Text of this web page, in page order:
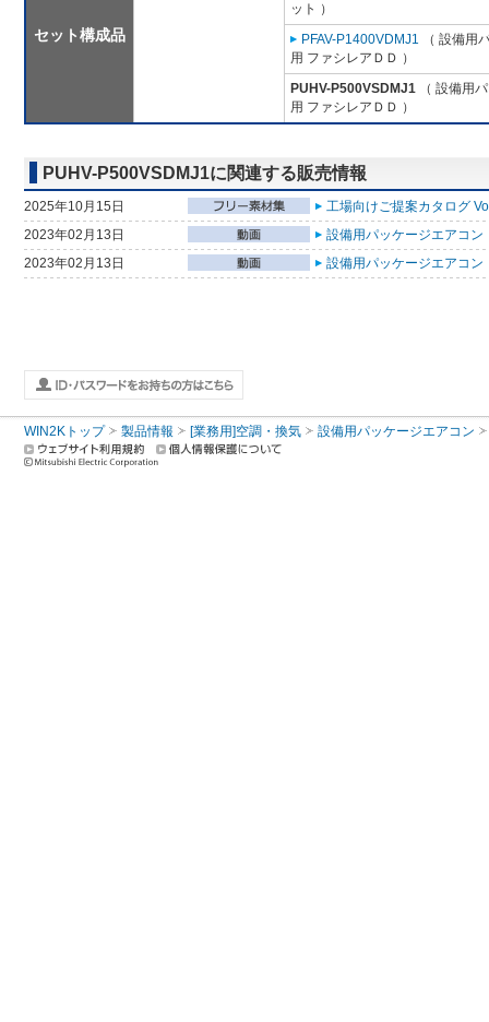
セット構成品
ット ）
PFAV-P1400VDMJ1 （ 設備用
用 ファシレアＤＤ ）
PUHV-P500VSDMJ1 （ 設備用
用 ファシレアＤＤ ）
PUHV-P500VSDMJ1に関連する販売情報
2025年10月15日
工場向けご提案カタログ
2023年02月13日
設備用パッケージエアコ
2023年02月13日
設備用パッケージエアコ
WIN2Kトップ 製品情報 [業務用]空調・換気 設備用パッケージエアコン